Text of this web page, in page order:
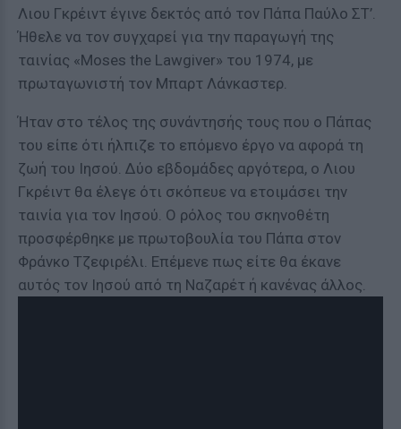
Λιου Γκρέιντ έγινε δεκτός από τον Πάπα Παύλο ΣΤ’.
Ήθελε να τον συγχαρεί για την παραγωγή της
ταινίας «Moses the Lawgiver» του 1974, με
πρωταγωνιστή τον Μπαρτ Λάνκαστερ.
Ήταν στο τέλος της συνάντησής τους που ο Πάπας
του είπε ότι ήλπιζε το επόμενο έργο να αφορά τη
ζωή του Ιησού. Δύο εβδομάδες αργότερα, ο Λιου
Γκρέιντ θα έλεγε ότι σκόπευε να ετοιμάσει την
ταινία για τον Ιησού. Ο ρόλος του σκηνοθέτη
προσφέρθηκε με πρωτοβουλία του Πάπα στον
Φράνκο Τζεφιρέλι. Επέμενε πως είτε θα έκανε
αυτός τον Ιησού από τη Ναζαρέτ ή κανένας άλλος.